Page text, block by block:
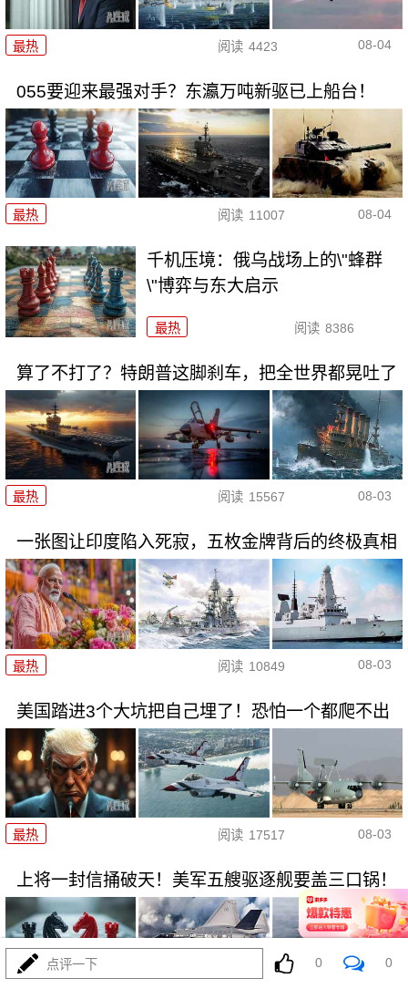
最热 阅读 4423 08-04
055要迎来最强对手？东瀛万吨新驱已上船台！
最热 阅读 11007 08-04
千机压境：俄乌战场上的\"蜂群
\"博弈与东大启示
最热 阅读 8386
算了不打了？特朗普这脚刹车，把全世界都晃吐了
最热 阅读 15567 08-03
一张图让印度陷入死寂，五枚金牌背后的终极真相
最热 阅读 10849 08-03
美国踏进3个大坑把自己埋了！恐怕一个都爬不出
最热 阅读 17517 08-03
上将一封信捅破天！美军五艘驱逐舰要盖三口锅！
点评一下 0 0